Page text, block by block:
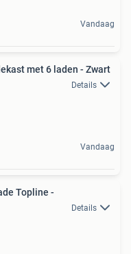
Vandaag
met 6 laden - Zwart
Details
Vandaag
Topline -
Details